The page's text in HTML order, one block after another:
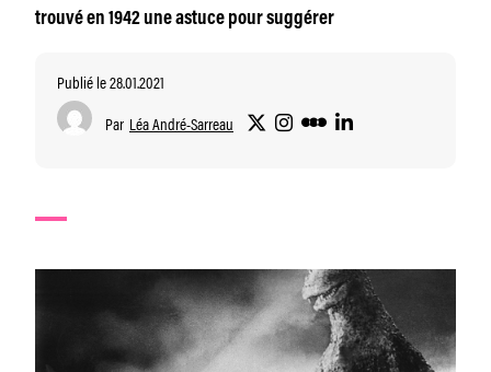
trouvé en 1942 une astuce pour suggérer
Publié le 28.01.2021
Par Léa André-Sarreau